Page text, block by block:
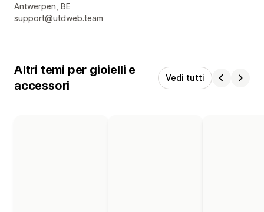
Recapiti del designer
Antwerpen, BE
support@utdweb.team
Altri temi per gioielli e
accessori
Vedi tutti